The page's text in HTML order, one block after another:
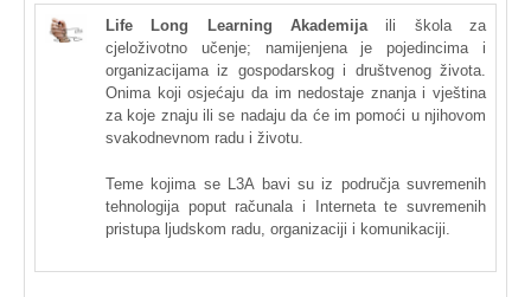
Life Long Learning Akademija ili školaza
cjeloživotno
učenje; namijenjenajepojedincimai
organizacijama iz gospodarskogi društvenog života.
Onima koji osjećaju da im nedostaje znanjai vještina
za koje znaju ili se nadaju daće im pomoći u njihovom
svakodnevnom radu i životu.
Teme kojima se L3A bavi su iz područja suvremenih
tehnologija poput računala i Interneta te suvremenih
pristupa ljudskom radu , organizaciji i komunikaciji.